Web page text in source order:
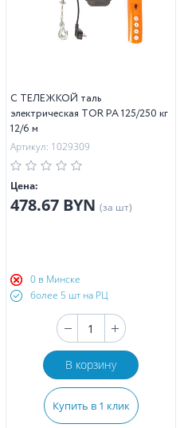
С ТЕЛЕЖКОЙ таль
электрическая TOR PA 125/250 кг
12/6 м
Артикул: 1029309
Цена:
478.67 BYN (за шт)
0 в Минске
более 5 шт на РЦ
В корзину
Купить в 1 клик